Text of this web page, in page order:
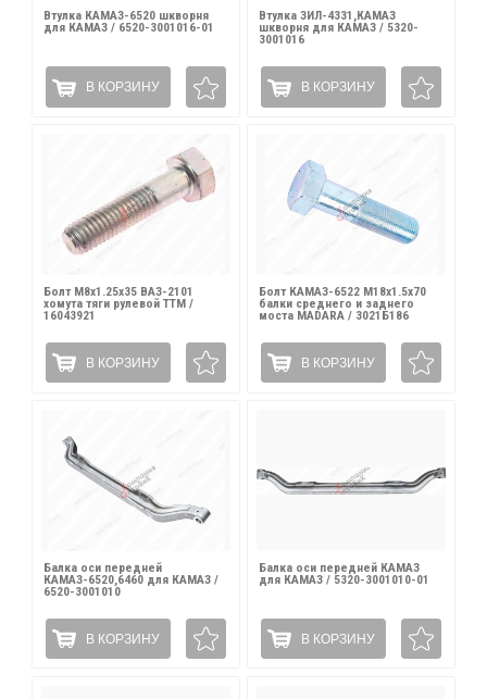
Втулка КАМАЗ-6520 шкворня
для КАМАЗ / 6520-3001016-01
В КОРЗИНУ
Втулка ЗИЛ-4331,КАМАЗ
шкворня для КАМАЗ / 5320-
3001016
В КОРЗИНУ
Болт М8х1.25х35 ВАЗ-2101
хомута тяги рулевой ТТМ /
16043921
В КОРЗИНУ
Болт КАМАЗ-6522 М18х1.5х70
балки среднего и заднего
моста MADARA / 3021Б186
В КОРЗИНУ
Балка оси передней
КАМАЗ-6520,6460 для КАМАЗ /
6520-3001010
В КОРЗИНУ
Балка оси передней КАМАЗ
для КАМАЗ / 5320-3001010-01
В КОРЗИНУ